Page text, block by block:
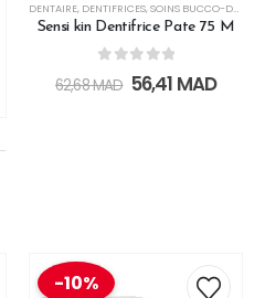
DENTAIRE, DENTIFRICES,SOINS BUCCO-DENTAIRES
Sensi kin Dentifrice Pate 75 M
out of 5
62,68MAD 56,41 MAD
-10%